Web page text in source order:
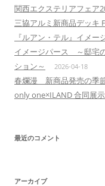
関西エクステリアフェア
三協アルミ新商品デッキ
『ルアン・テル』イメー
イメージパース ～邸宅
ション～
2026-04-18
春爛漫 新商品発売の季
only one×ILAND 合同展
最近のコメント
アーカイブ